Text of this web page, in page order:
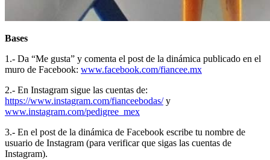
Bases
1.- Da “Me gusta” y comenta el post de la dinámica publicado en el
muro de Facebook: www.facebook.com/fiancee.mx
2.- En Instagram sigue las cuentas de:
https://www.instagram.com/fianceebodas/y
www.instagram.com/pedigree_mex
3.- En el post de la dinámica de Facebook escribe tu nombre de
usuario de Instagram (para verificar que sigas las cuentas de
Instagram).